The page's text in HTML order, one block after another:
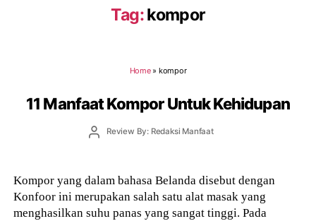
Tag:kompor
Home» kompor
11 Manfaat Kompor Untuk Kehidupan
PostReview By: Redaksi Manfaat
Kompor yang dalam bahasa Belanda disebut dengan
Konfoor ini merupakan salah satu alat masak yang
menghasilkan suhu panas yang sangat tinggi. Pada